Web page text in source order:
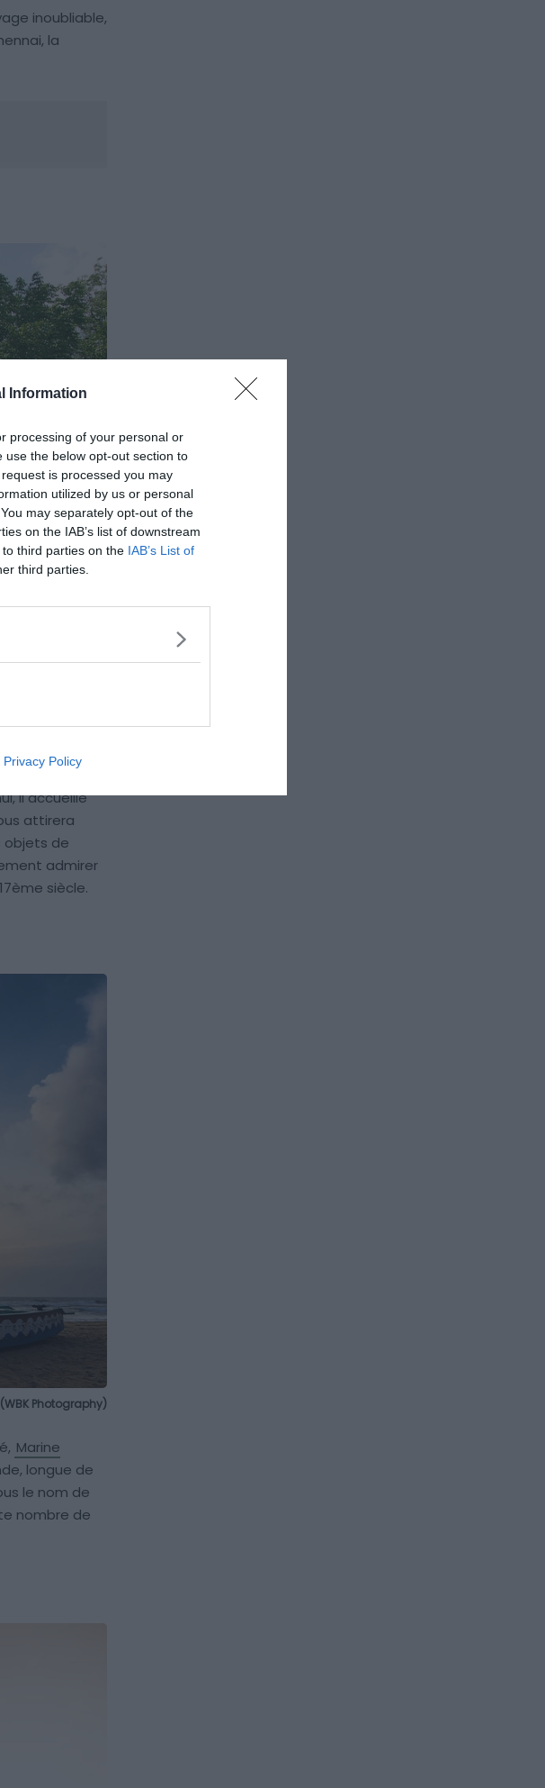
Information
processing of your personal or
the below opt-out section to
is processed you may
utilized by us or personal
may separately opt-out of the
on the IAB’s list of downstream
third parties on the IAB’s List of
third parties.
Privacy Policy
inoubliable,
la
– Nigel Swales
il accueille
attirera
objets de
admirer
siècle.
Photography)
Marine
longue de
le nom de
nombre de